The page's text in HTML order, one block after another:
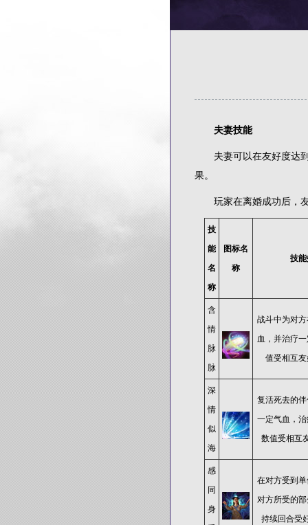
夫妻技能
夫妻可以在友好度达到
果。
玩家在离婚成功后，友
技
能
名
称
图标名
称
技
含
情
脉
脉
战斗中为对
血，并治疗
值受相互
深
情
似
海
复活死去的
一定气血，
数值受相互
感
同
身
在对方受到
对方所受的
持续回合受